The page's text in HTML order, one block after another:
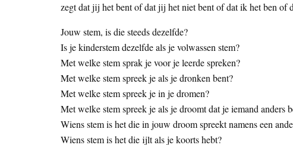
zegt dat jij het bent of dat jij het niet bent of dat ik het ben of
Jouw stem, is die steeds dezelfde?
Is je kinderstem dezelfde als je volwassen stem?
Met welke stem sprak je voor je leerde spreken?
Met welke stem spreek je als je dronken bent?
Met welke stem spreek je in je dromen?
Met welke stem spreek je als je droomt dat je iemand anders
Wiens stem is het die in jouw droom spreekt namens een
Wiens stem is het die ijlt als je koorts hebt?